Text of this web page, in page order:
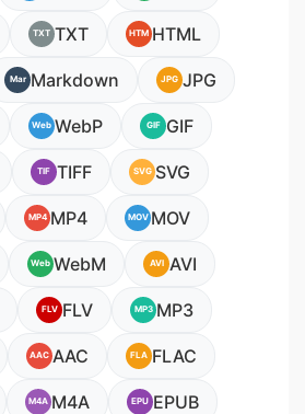
TXT TXT HTM HTML
Mar Markdown JPG JPG
Web WebP GIF GIF
TIF TIFF SVG SVG
MP4 MP4 MOV MOV
Web WebM AVI AVI
FLV FLV MP3 MP3
AAC AAC FLA FLAC
M4A M4A EPU EPUB